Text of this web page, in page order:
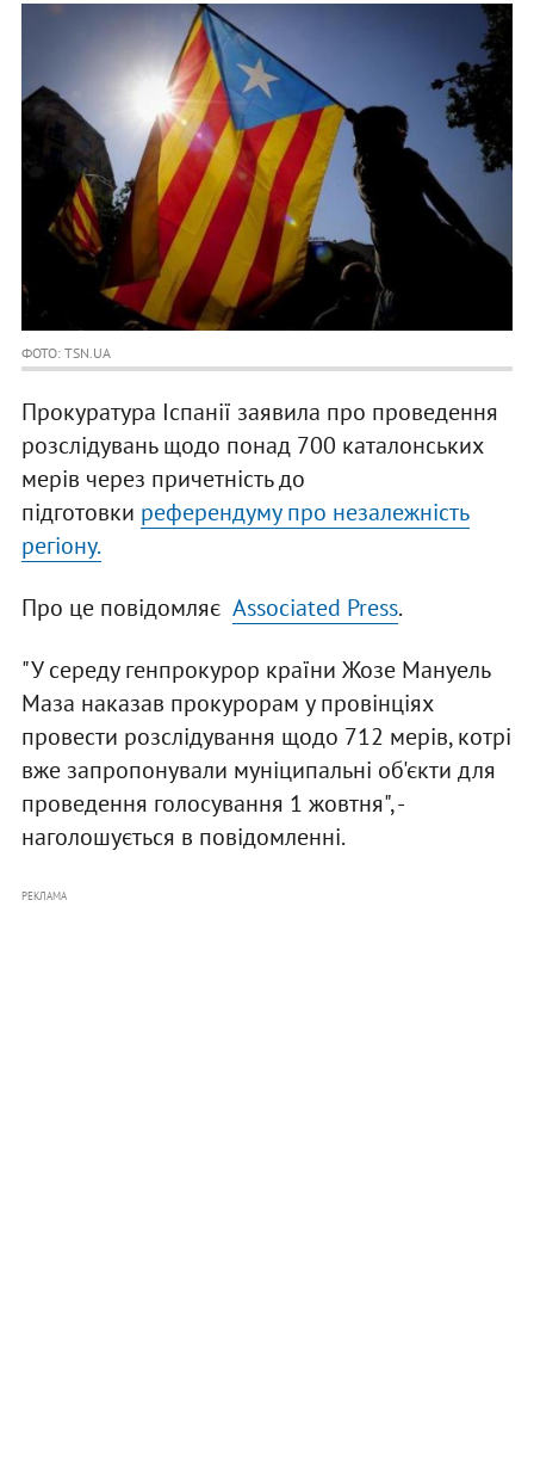
ФОТО: TSN.UA
Прокуратура Іспанії заявила про проведення
розслідувань щодо понад 700 каталонських
мерів через причетність до
підготовки референдуму про незалежність
регіону.
Про це повідомляє Associated Press.
"У середу генпрокурор країни Жозе Мануель
Маза наказав прокурорам у провінціях
провести розслідування щодо 712 мерів, котрі
вже запропонували муніципальні об'єкти для
проведення голосування 1 жовтня", -
наголошується в повідомленні.
РЕКЛАМА